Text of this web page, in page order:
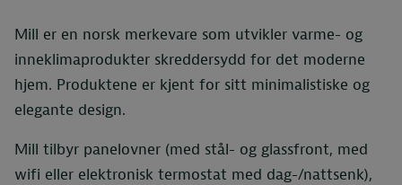
Mill er en norsk merkevare som utvikler varme- og
inneklimaprodukter skreddersydd for det moderne
hjem. Produktene er kjent for sitt minimalistiske og
elegante design.
Mill tilbyr panelovner (med stål- og glassfront, med
wifi eller elektronisk termostat med dag-/nattsenk),